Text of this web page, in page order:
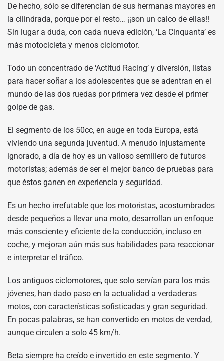
De hecho, sólo se diferencian de sus hermanas mayores en
la cilindrada, porque por el resto… ¡¡son un calco de ellas!!
Sin lugar a duda, con cada nueva edición, ‘La Cinquanta’ es
más motocicleta y menos ciclomotor.
Todo un concentrado de ‘Actitud Racing’ y diversión, listas
para hacer soñar a los adolescentes que se adentran en el
mundo de las dos ruedas por primera vez desde el primer
golpe de gas.
El segmento de los 50cc, en auge en toda Europa, está
viviendo una segunda juventud. A menudo injustamente
ignorado, a día de hoy es un valioso semillero de futuros
motoristas; además de ser el mejor banco de pruebas para
que éstos ganen en experiencia y seguridad.
Es un hecho irrefutable que los motoristas, acostumbrados
desde pequeños a llevar una moto, desarrollan un enfoque
más consciente y eficiente de la conducción, incluso en
coche, y mejoran aún más sus habilidades para reaccionar
e interpretar el tráfico.
Los antiguos ciclomotores, que solo servían para los más
jóvenes, han dado paso en la actualidad a verdaderas
motos, con características sofisticadas y gran seguridad.
En pocas palabras, se han convertido en motos de verdad,
aunque circulen a solo 45 km/h.
Beta siempre ha creído e invertido en este segmento. Y